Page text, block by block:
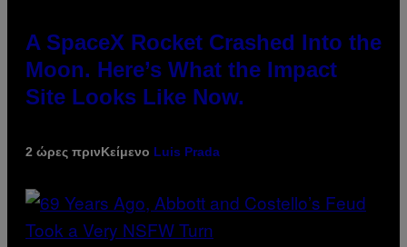
A SpaceX Rocket Crashed Into the
Moon. Here’s What the Impact
Site Looks Like Now.
2 ώρες πρινΚείμενο Luis Prada